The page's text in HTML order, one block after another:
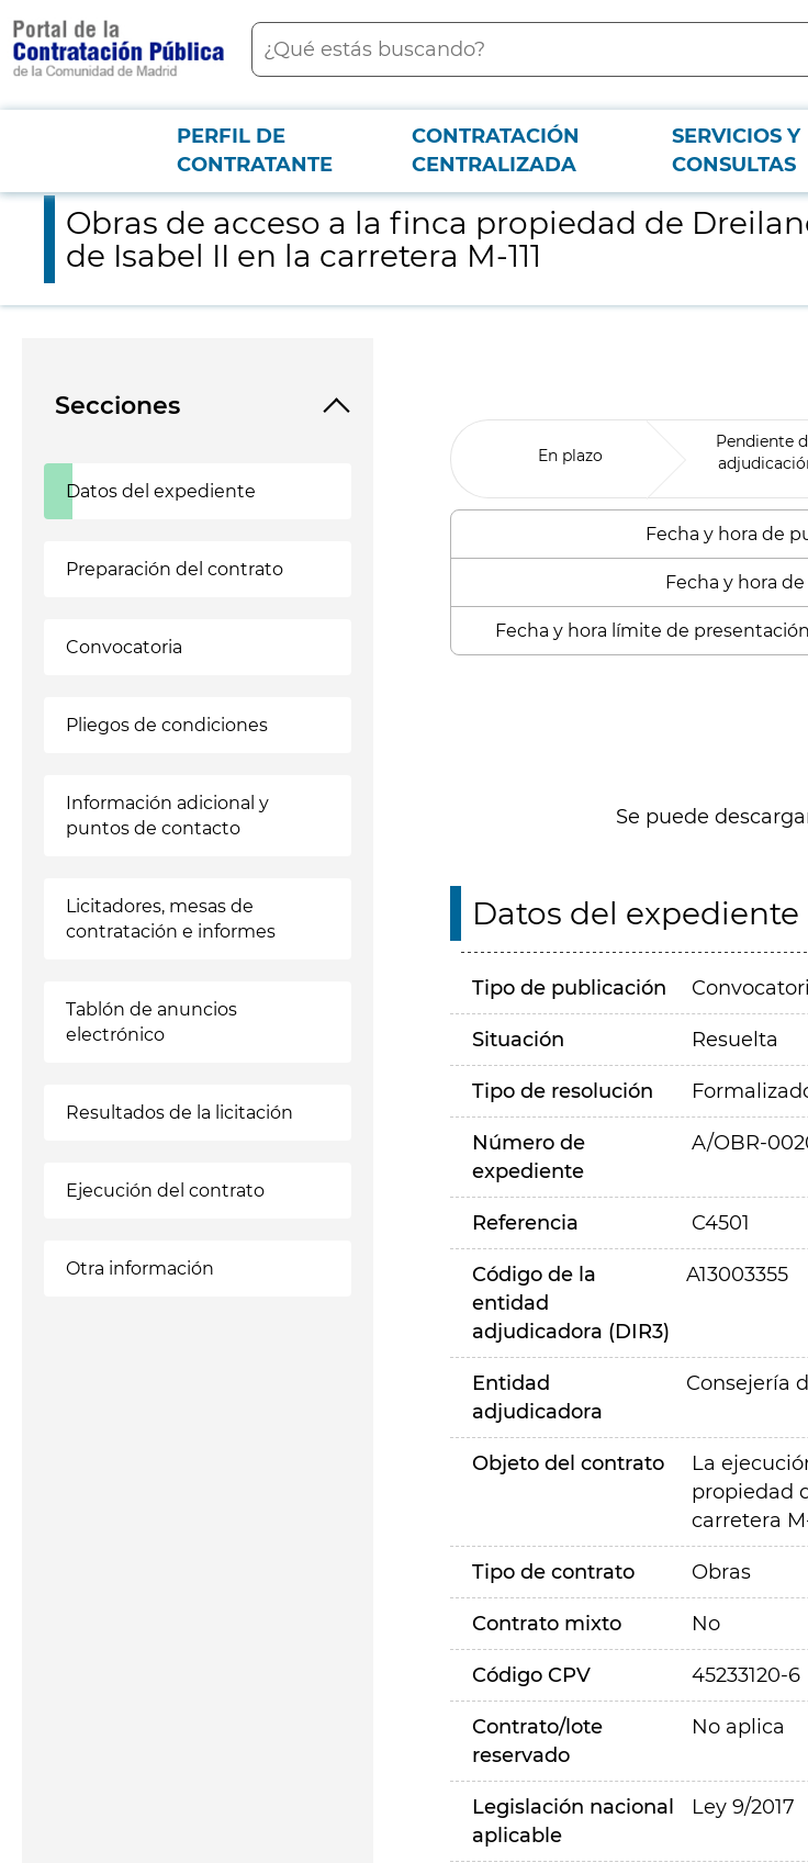
contenido
principal
Buscar
Menú PCON
PERFIL DE
CONTRATANTE
CONTRATACIÓN
CENTRALIZADA
SERVICIOS Y
CONSULTAS
Obras de acceso a la finca propiedad de Dreiland por camino de servicio del Canal de Isabel II en la carretera M-
Obras de acceso a la finca propiedad de
de Isabel II en la carretera M-111
Secciones
Datos del expediente
Preparación del contrato
Convocatoria
Pliegos de condiciones
Información adicional y
puntos de contacto
Licitadores, mesas de
contratación e informes
Tablón de anuncios
electrónico
Resultados de la licitación
Ejecución del contrato
Otra información
En plazo
Pendiente
Fecha y hora de
Fecha y hora
Fecha y hora límite de
Se puede
Datos del expediente
Tipo de publicación
Situación Resuelta
Tipo de resolución
Número de
expediente
A/OBR-
Referencia C4501
Código de la
entidad
adjudicadora (DIR3)
A13003355
Entidad
adjudicadora
Consejería
Objeto del contrato
La
propiedad
carretera M-
Tipo de contrato Obras
Contrato mixto No
Código CPV 45233120-6
Contrato/lote
reservado
No aplica
Legislación nacional
aplicable
Ley 9/2017